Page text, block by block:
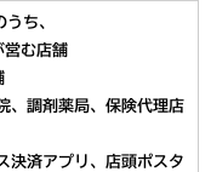
ち、
営む店舗
、調剤薬局、保険代理店
決済アプリ、店頭ポスタ